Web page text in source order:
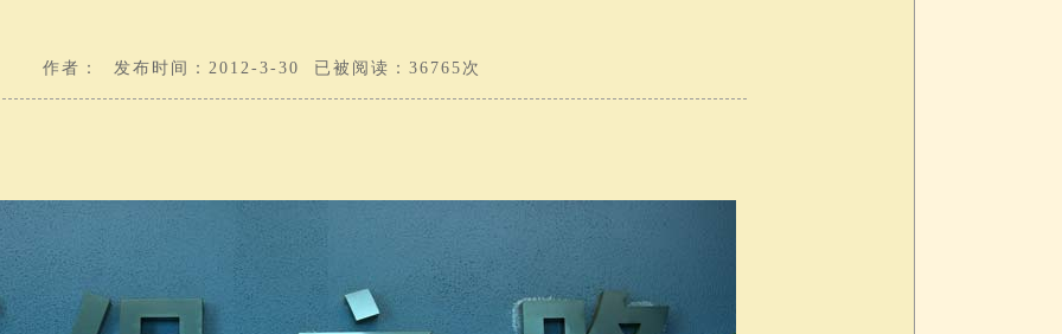
作者： 发布时间：2012-3-30 已被阅读：36765次